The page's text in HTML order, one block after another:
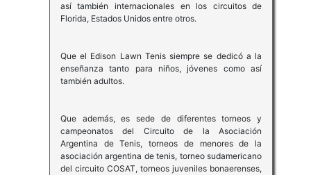
así también internacionales en los circuitos de
Florida, Estados Unidos entre otros.
Que el Edison Lawn Tenis siempre se dedicó a la
enseñanza tanto para niños, jóvenes como así
también adultos.
Que además, es sede de diferentes torneos y
campeonatos del Circuito de la Asociación
Argentina de Tenis, torneos de menores de la
asociación argentina de tenis, torneo sudamericano
del circuito COSAT, torneos juveniles bonaerenses,